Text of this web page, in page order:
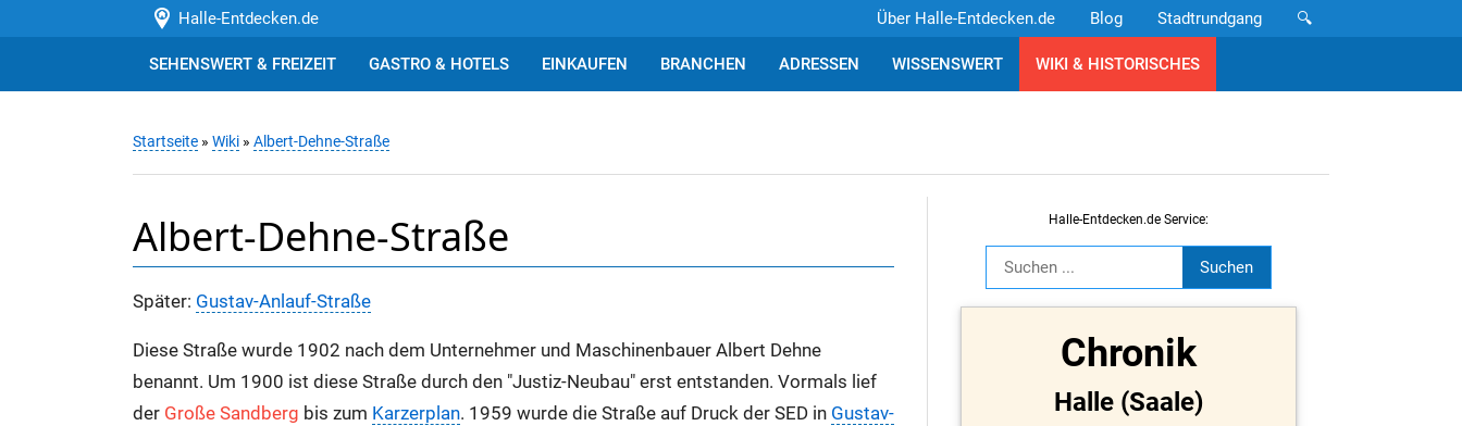
Halle-Entdecken.de 🔍
Stadtrundgang
Blog
Über Halle-Entdecken.de
SEHENSWERT & FREIZEIT GASTRO & HOTELS EINKAUFEN BRANCHEN ADRESSEN WISSENSWERT WIKI & HISTORISCHES
Startseite » Wiki » Albert-Dehne-Straße
Albert-Dehne-Straße
Später: Gustav-Anlauf-Straße
Diese Straße wurde 1902 nach dem Unternehmer und Maschinenbauer Albert Dehne
benannt. Um 1900 ist diese Straße durch den "Justiz-Neubau" erst entstanden. Vormals lief
der Große Sandberg bis zum Karzerplan. 1959 wurde die Straße auf Druck der SED in Gustav-
Halle-Entdecken.de Service:
Chronik
Halle (Saale)